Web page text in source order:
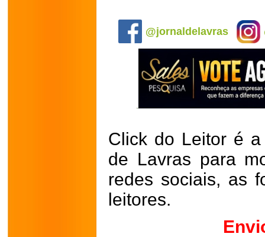
@jornaldelavras
Click do Leitor é
de Lavras para
redes sociais, as
leitores.